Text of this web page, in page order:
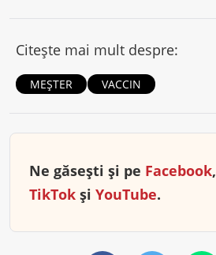
Citește mai mult despre:
MEȘTER VACCIN
Ne găsești și pe Facebook,
TikTok și YouTube.